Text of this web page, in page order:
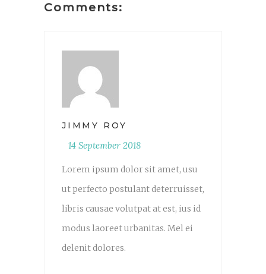
Comments:
JIMMY ROY
14 September 2018
Lorem ipsum dolor sit amet, usu
ut perfecto postulant deterruisset,
libris causae volutpat at est, ius id
modus laoreet urbanitas. Mel ei
delenit dolores.